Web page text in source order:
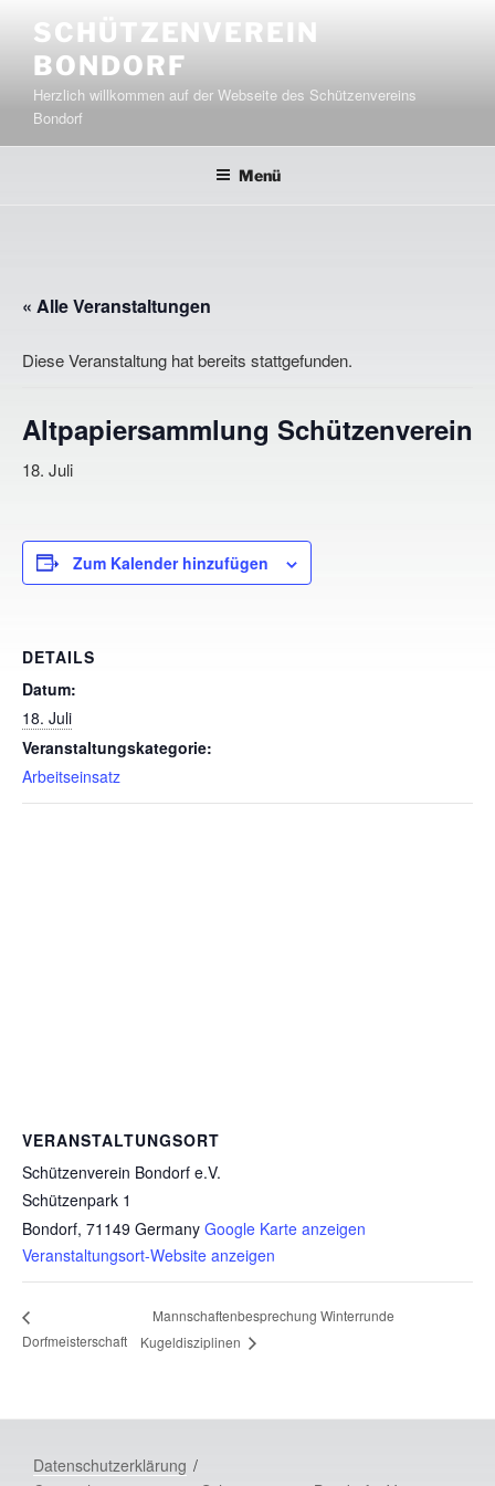
Inhalt
springen
SCHÜTZENVEREIN
BONDORF
Herzlich willkommen auf der Webseite des Schützenvereins
Bondorf
Menü
« Alle Veranstaltungen
Diese Veranstaltung hat bereits stattgefunden.
Altpapiersammlung Schützenverein
18. Juli
Zum Kalender hinzufügen
DETAILS
Datum:
18. Juli
Veranstaltungskategorie:
Arbeitseinsatz
VERANSTALTUNGSORT
Schützenverein Bondorf e.V.
Schützenpark 1
Bondorf, 71149 Germany Google Karte anzeigen
Veranstaltungsort-Website anzeigen
Dorfmeisterschaft
Mannschaftenbesprechung Winterrunde
Kugeldisziplinen
Datenschutzerklärung